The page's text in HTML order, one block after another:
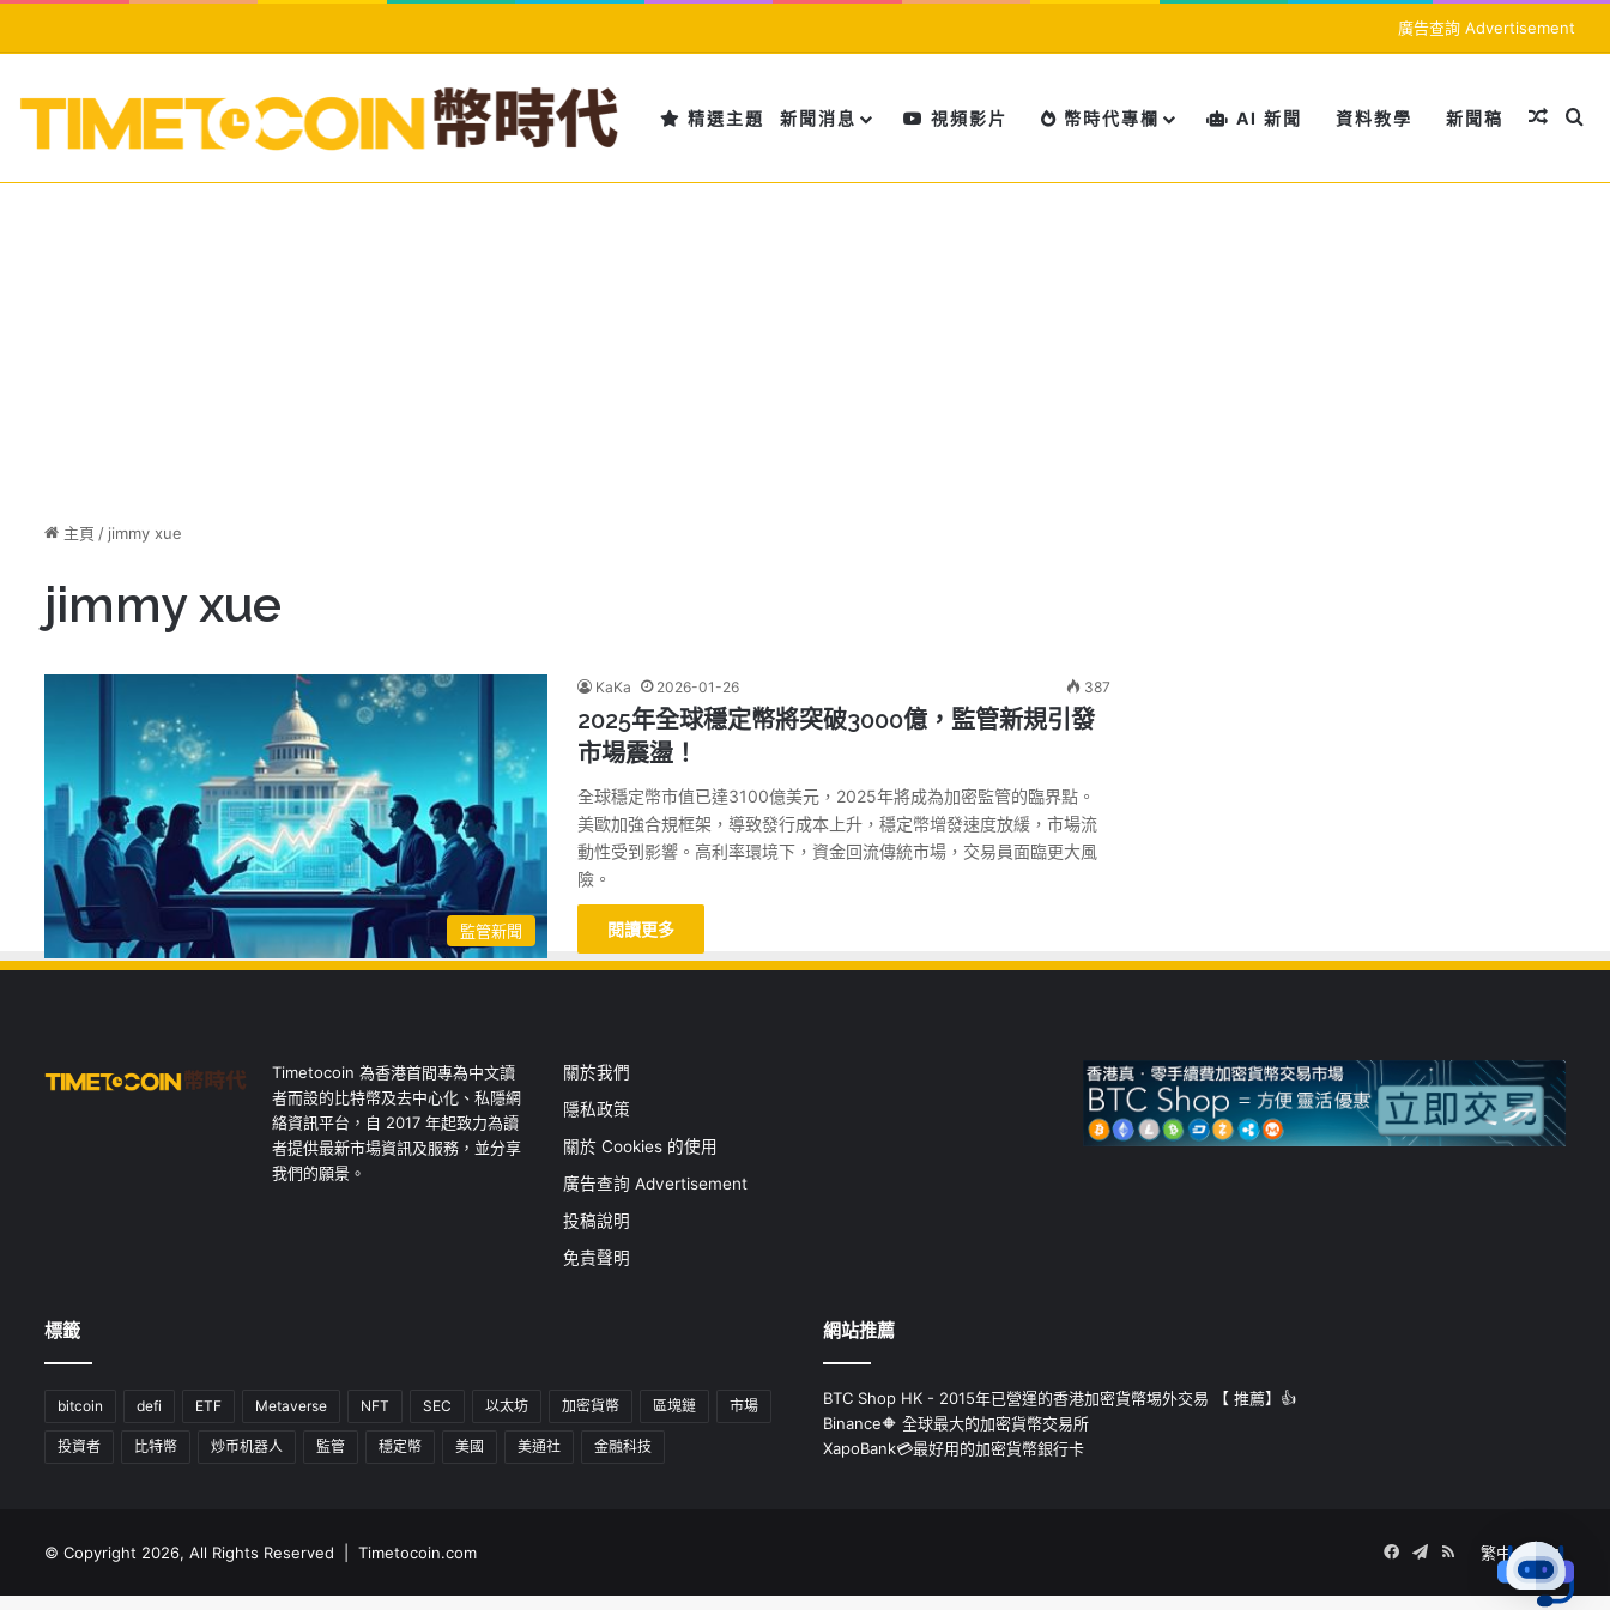
廣告查詢 Advertisement
精選主題 新聞消息 視頻影片 幣時代專欄 AI 新聞 資料教學 新聞稿 隨機文
搜
主頁 / jimmy xue
jimmy xue
監管新聞
KaKa 2026-01-26 387
2025年全球穩定幣將突破3000億，監管新規引發
市場震盪！
全球穩定幣市值已達3100億美元，2025年將成為加密監管的臨界點。
美歐加強合規框架，導致發行成本上升，穩定幣增發速度放緩，市場流
動性受到影響。高利率環境下，資金回流傳統市場，交易員面臨更大風
險。
閱讀更多
Timetocoin 為香港首間專為中文讀
者而設的比特幣及去中心化、私隱網
絡資訊平台，自 2017 年起致力為讀
者提供最新市場資訊及服務，並分享
我們的願景。
關於我們
隱私政策
關於 Cookies 的使用
廣告查詢 Advertisement
投稿說明
免責聲明
標籤
bitcoin defi ETF Metaverse NFT SEC 以太坊 加密貨幣 區塊鏈 市場
投資者 比特幣 炒币机器人 監管 穩定幣 美國 美通社 金融科技
網站推薦
BTC Shop HK - 2015年已營運的香港加密貨幣埸外交易 【 推薦】👍
Binance🔶 全球最大的加密貨幣交易所
XapoBank💳最好用的加密貨幣銀行卡
© Copyright 2026, All Rights Reserved | Timetocoin.com 繁中 簡中
Facebook
Telegram
RSS